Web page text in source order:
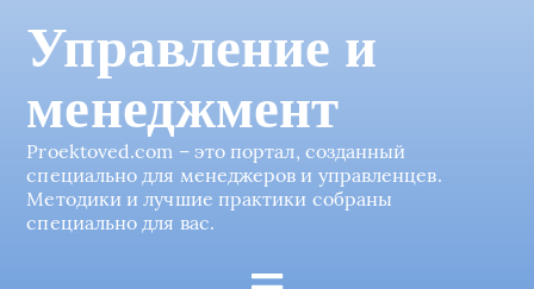
Управление и
менеджмент
Proektoved.com – это портал, созданный
специально для менеджеров и управленцев.
Методики и лучшие практики собраны
специально для вас.